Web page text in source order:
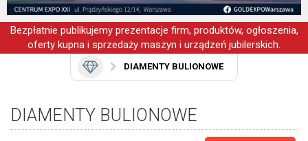
Bezpłatnie publikujemy prezentacje firm, produktów, ogłoszenia,
oferty kupna i sprzedaży maszyn i urządzeń jubilerskich.
DIAMENTY BULIONOWE
DIAMENTY BULIONOWE